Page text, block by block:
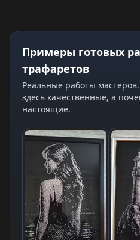
Примеры готовых
трафаретов
Реальные работы
здесь качественные, а
настоящие.